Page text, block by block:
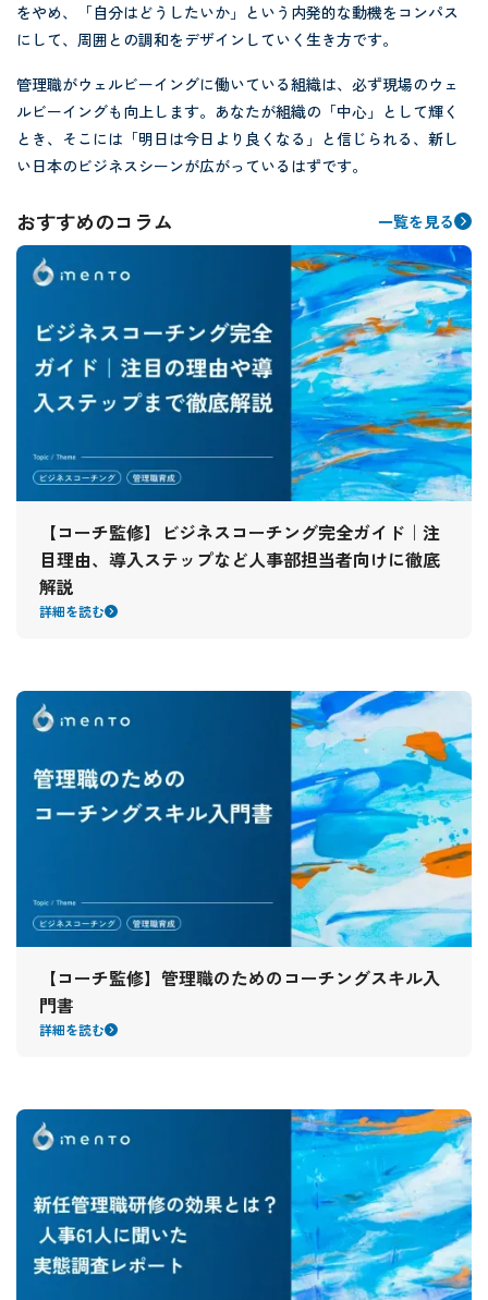
をやめ、「自分はどうしたいか」という内発的な動機をコンパス
にして、周囲との調和をデザインしていく生き方です。
管理職がウェルビーイングに働いている組織は、必ず現場のウェ
ルビーイングも向上します。あなたが組織の「中心」として輝く
とき、そこには「明日は今日より良くなる」と信じられる、新し
い日本のビジネスシーンが広がっているはずです。
おすすめのコラム 一覧を見る
【コーチ監修】ビジネスコーチング完全ガイド｜注
目理由、導入ステップなど人事部担当者向けに徹底
解説
詳細を読む
【コーチ監修】管理職のためのコーチングスキル入
門書
詳細を読む